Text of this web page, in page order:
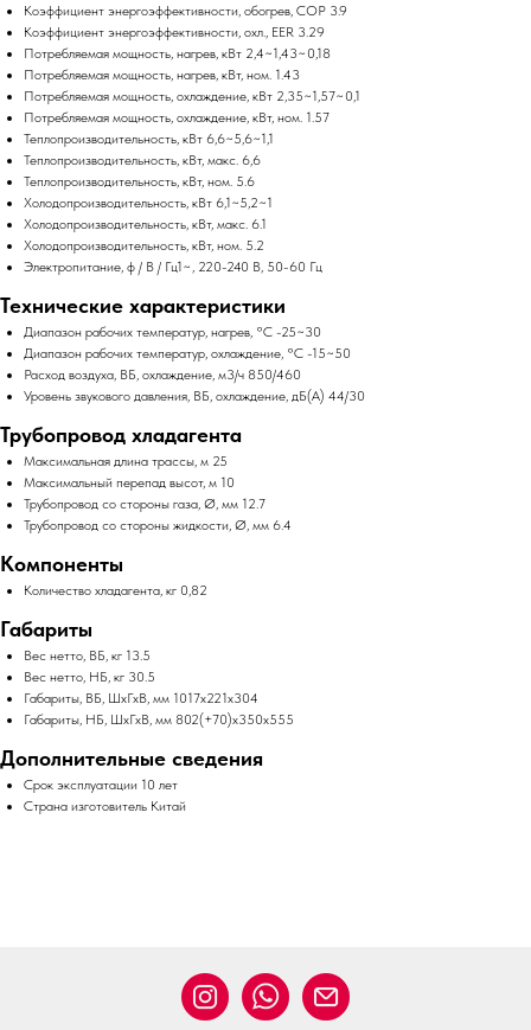
Коэффициент энергоэффективности, обогрев, COP 3.9
Коэффициент энергоэффективности, охл., EER 3.29
Потребляемая мощность, нагрев, кВт 2,4~1,43~0,18
Потребляемая мощность, нагрев, кВт, ном. 1.43
Потребляемая мощность, охлаждение, кВт 2,35~1,57~0,1
Потребляемая мощность, охлаждение, кВт, ном. 1.57
Теплопроизводительность, кВт 6,6~5,6~1,1
Теплопроизводительность, кВт, макс. 6,6
Теплопроизводительность, кВт, ном. 5.6
Холодопроизводительность, кВт 6,1~5,2~1
Холодопроизводительность, кВт, макс. 6.1
Холодопроизводительность, кВт, ном. 5.2
Электропитание, ф / В / Гц1~, 220-240 В, 50-60 Гц
Технические характеристики
Диапазон рабочих температур, нагрев, °C -25~30
Диапазон рабочих температур, охлаждение, °C -15~50
Расход воздуха, ВБ, охлаждение, м3/ч 850/460
Уровень звукового давления, ВБ, охлаждение, дБ(А) 44/30
Трубопровод хладагента
Максимальная длина трассы, м 25
Максимальный перепад высот, м 10
Трубопровод со стороны газа, Ø, мм 12.7
Трубопровод со стороны жидкости, Ø, мм 6.4
Компоненты
Количество хладагента, кг 0,82
Габариты
Вес нетто, ВБ, кг 13.5
Вес нетто, НБ, кг 30.5
Габариты, ВБ, ШхГхВ, мм 1017x221x304
Габариты, НБ, ШхГхВ, мм 802(+70)x350x555
Дополнительные сведения
Срок эксплуатации 10 лет
Страна изготовитель Китай